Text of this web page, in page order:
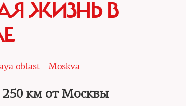
ЖИЗНЬ В
oblast—Moskva
250 км от Москвы